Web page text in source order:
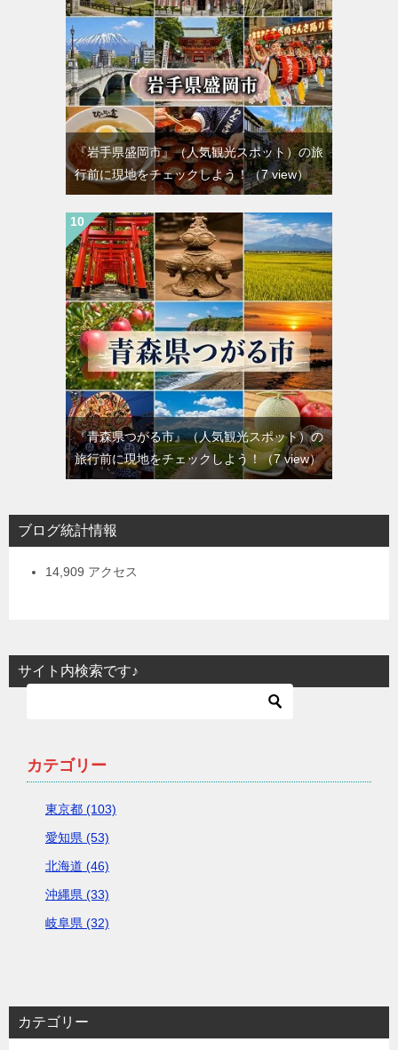
『岩手県盛岡市』（人気観光スポット）の旅
行前に現地をチェックしよう！（7 view）
『青森県つがる市』（人気観光スポット）の
旅行前に現地をチェックしよう！（7 view）
ブログ統計情報
14,909 アクセス
サイト内検索です♪
カテゴリー
東京都 (103)
愛知県 (53)
北海道 (46)
沖縄県 (33)
岐阜県 (32)
カテゴリー